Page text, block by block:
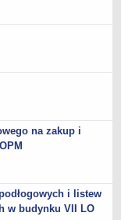
na zakup i
i listew
w budynku VII LO